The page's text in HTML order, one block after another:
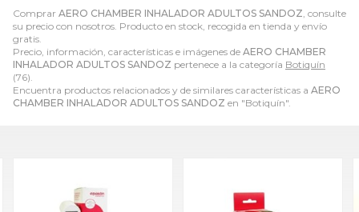
Comprar AERO CHAMBER INHALADOR ADULTOS SANDOZ , consulte
su precio con nosotros. Producto en stock, recogida en tienda y envío
gratis.
Precio, información, características e imágenes de AERO CHAMBER
INHALADOR ADULTOS SANDOZ pertenece a la categoría Botiquín
(76).
Encuentra productos relacionados y de similares características a AERO
CHAMBER INHALADOR ADULTOS SANDOZ en "Botiquín".